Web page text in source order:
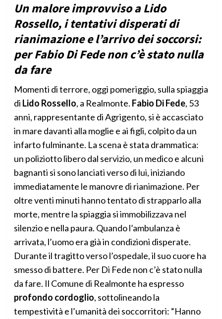
Un malore improvviso a Lido
Rossello, i tentativi disperati di
rianimazione e l’arrivo dei soccorsi:
per Fabio Di Fede non c’è stato nulla
da fare
Momenti di terrore, oggi pomeriggio, sulla spiaggia
di Lido Rossello, a Realmonte. Fabio Di Fede, 53
anni, rappresentante di Agrigento, si è accasciato
in mare davanti alla moglie e ai figli, colpito da un
infarto fulminante. La scena è stata drammatica:
un poliziotto libero dal servizio, un medico e alcuni
bagnanti si sono lanciati verso di lui, iniziando
immediatamente le manovre di rianimazione. Per
oltre venti minuti hanno tentato di strapparlo alla
morte, mentre la spiaggia si immobilizzava nel
silenzio e nella paura. Quando l’ambulanza è
arrivata, l’uomo era già in condizioni disperate.
Durante il tragitto verso l’ospedale, il suo cuore ha
smesso di battere. Per Di Fede non c’è stato nulla
da fare. Il Comune di Realmonte ha espresso
profondo cordoglio, sottolineando la
tempestività e l’umanità dei soccorritori: “Hanno